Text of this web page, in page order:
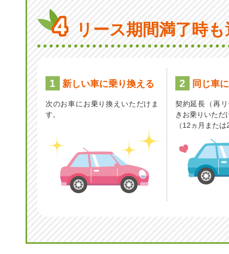
リース期間満了時
1 新しい車に乗り換える
次のお車にお乗り換えいただけま
す。
2 同じ車
契約延長（再
きお乗りいただ
（12ヵ月また